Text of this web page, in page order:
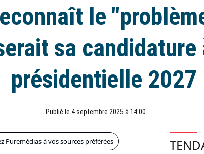
le
sa candidature
présidentielle 2027
Publié le 4 septembre 2025 à 14:00
Puremédias à vos sources préférées